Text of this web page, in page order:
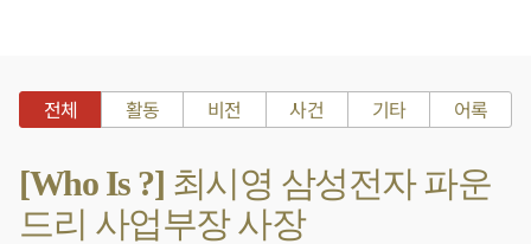
전체 활동 비전 사건 기타 어록
[Who Is ?] 최시영 삼성전자 파운
드리 사업부장 사장